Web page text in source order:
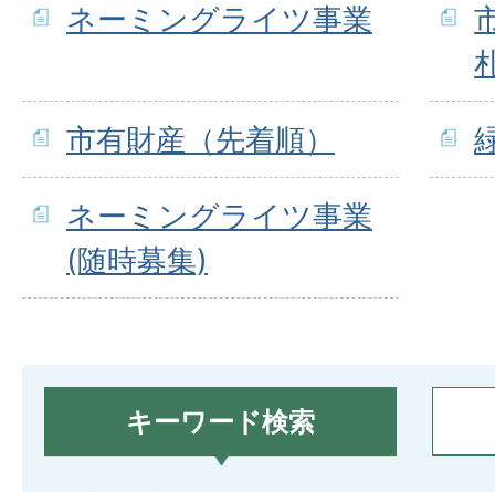
ネーミングライツ事業
市有財産（先着順）
ネーミングライツ事業
(随時募集)
キーワード検索